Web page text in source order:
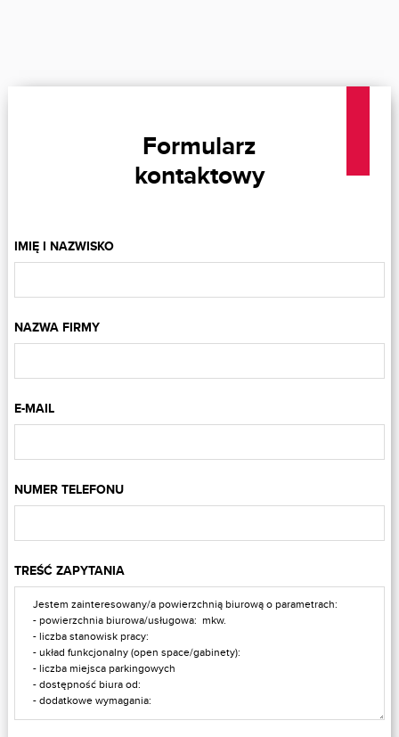
Formularz
kontaktowy
IMIĘ I NAZWISKO
NAZWA FIRMY
E-MAIL
NUMER TELEFONU
TREŚĆ ZAPYTANIA